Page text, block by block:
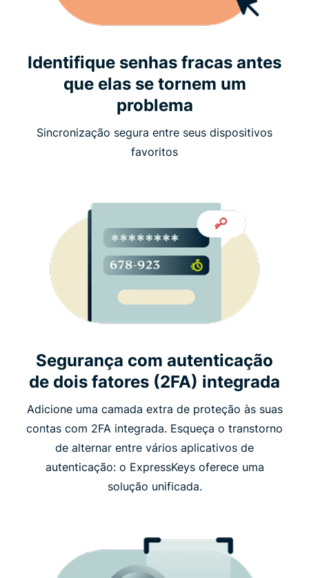
Identifique senhas fracas antes
que elas se tornem um
problema
Sincronização segura entre seus dispositivos
favoritos
Segurança com autenticação
de dois fatores (2FA) integrada
Adicione uma camada extra de proteção às suas
contas com 2FA integrada. Esqueça o transtorno
de alternar entre vários aplicativos de
autenticação: o ExpressKeys oferece uma
solução unificada.